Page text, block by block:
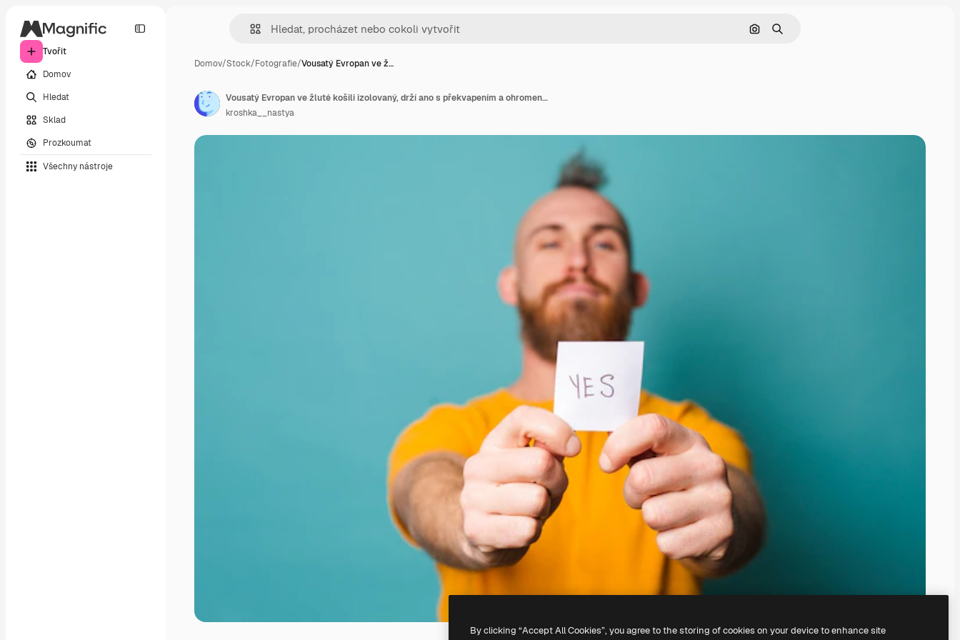
Tvořit
Domov
Hledat
Sklad
Prozkoumat
Všechny nástroje
Hledat podle obrázku
Hledat
Domov/Stock/Fotografie/Vousatý Evropan ve ž…
Vousatý Evropan ve žluté košili izolovaný, drží ano s překvapením a ohromeným výrazem, nadšeným obličejem.
kroshka__nastya
By clicking “Accept All Cookies”, you agree to the storing of cookies on your device to enhance site